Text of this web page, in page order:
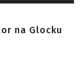
na Glocku